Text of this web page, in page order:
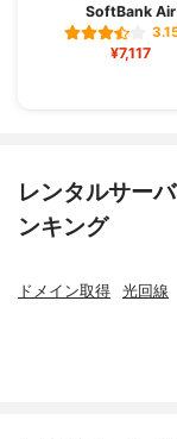
SoftBank Air
¥7,117
レンタルサー
ンキング
ドメイン取得 光回線